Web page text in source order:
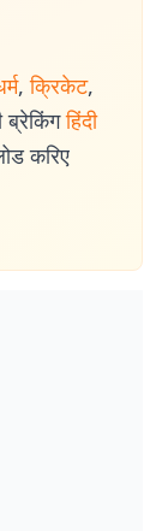
, क्रिकेट,
ब्रेकिंग हिंदी
करिए